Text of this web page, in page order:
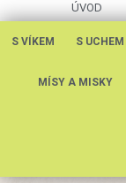
ÚVOD
S VÍKEM S UCHEM
MÍSY A MISKY